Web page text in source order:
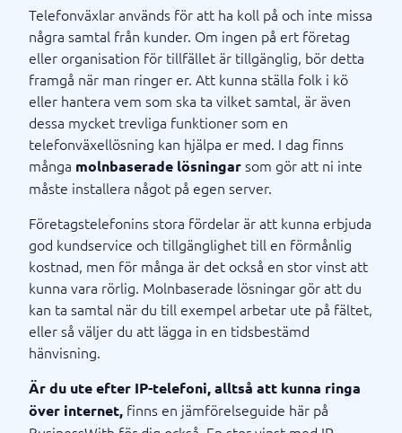
Telefonväxlar används för att ha koll på och inte missa
några samtal från kunder. Om ingen på ert företag
eller organisation för tillfället är tillgänglig, bör detta
framgå när man ringer er. Att kunna ställa folk i kö
eller hantera vem som ska ta vilket samtal, är även
dessa mycket trevliga funktioner som en
telefonväxellösning kan hjälpa er med. I dag finns
många molnbaserade lösningarsom gör att ni inte
måste installera något på egen server.
Företagstelefonins stora fördelar är att kunna erbjuda
god kundservice och tillgänglighet till en förmånlig
kostnad, men för många är det också en stor vinst att
kunna vara rörlig. Molnbaserade lösningar gör att du
kan ta samtal när du till exempel arbetar ute på fältet,
eller så väljer du att lägga in en tidsbestämd
hänvisning.
Är du ute efter IP-telefoni, alltså att kunna ringa
över internet, finns en jämförelseguide här på